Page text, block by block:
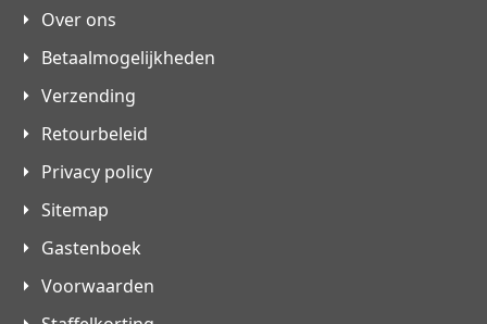
Over ons
Betaalmogelijkheden
Verzending
Retourbeleid
Privacy policy
Sitemap
Gastenboek
Voorwaarden